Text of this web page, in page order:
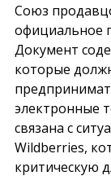
Союз
официальное
Документ
которые
электронные
связана с
Wildberries,
критическую